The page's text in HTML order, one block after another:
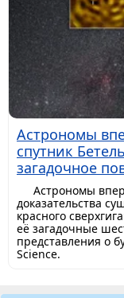
Астрономы
спутник
загадочное
Астрономы
доказательства
красного
её загадочные
представления о
Science.